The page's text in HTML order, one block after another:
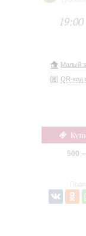
19:00
Малый
QR-код
500